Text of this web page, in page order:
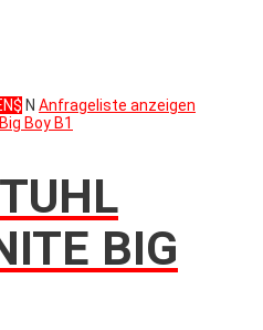
N Anfrageliste anzeigen
BIG